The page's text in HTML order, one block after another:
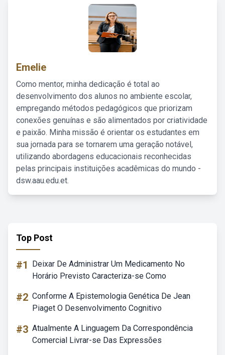
Emelie
Como mentor, minha dedicação é total ao
desenvolvimento dos alunos no ambiente escolar,
empregando métodos pedagógicos que priorizam
conexões genuínas e são alimentados por criatividade
e paixão. Minha missão é orientar os estudantes em
sua jornada para se tornarem uma geração notável,
utilizando abordagens educacionais reconhecidas
pelas principais instituições acadêmicas do mundo -
dsw.aau.edu.et.
Top Post
#1
Deixar De Administrar Um Medicamento No
Horário Previsto Caracteriza-se Como
#2 Conforme A Epistemologia Genética De Jean
Piaget O Desenvolvimento Cognitivo
#3 Atualmente A Linguagem Da Correspondência
Comercial Livrar-se Das Expressões